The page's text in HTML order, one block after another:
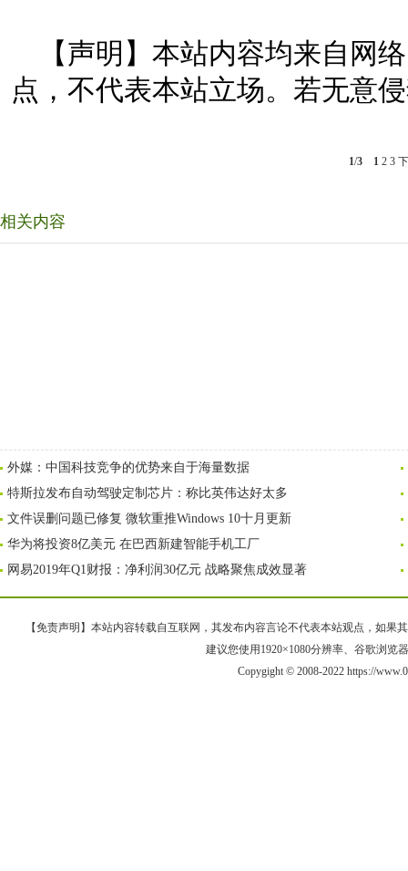
【声明】本站内容均来自网
点，不代表本站立场。若无意
1/3 1 2 3
相关内容
外媒：中国科技竞争的优势来自于海量数据
特斯拉发布自动驾驶定制芯片：称比英伟达好太多
文件误删问题已修复 微软重推Windows 10十月更新
华为将投资8亿美元 在巴西新建智能手机工厂
网易2019年Q1财报：净利润30亿元 战略聚焦成效显著
【免责声明】本站内容转载自互联网，其发布内容言论不代表本站观点，如果
建议您使用1920×1080分辨率、谷歌浏览
Copygight © 2008-2022 https://